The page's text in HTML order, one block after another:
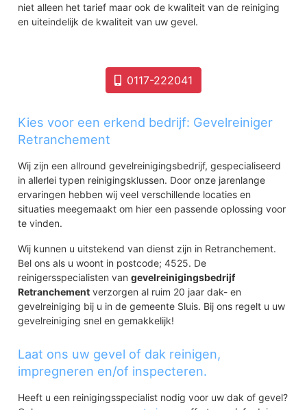
niet alleen het tarief maar ook de kwaliteit van de reiniging
en uiteindelijk de kwaliteit van uw gevel.
0117-222041
Kies voor een erkend bedrijf: Gevelreiniger
Retranchement
Wij zijn een allround gevelreinigingsbedrijf, gespecialiseerd
in allerlei typen reinigingsklussen. Door onze jarenlange
ervaringen hebben wij veel verschillende locaties en
situaties meegemaakt om hier een passende oplossing voor
te vinden.
Wij kunnen u uitstekend van dienst zijn in Retranchement.
Bel ons als u woont in postcode; 4525. De
reinigersspecialisten vangevelreinigingsbedrijf
Retranchement verzorgen al ruim 20 jaar dak- en
gevelreiniging bij u in de gemeente Sluis. Bij ons regelt u uw
gevelreiniging snel en gemakkelijk!
Laat ons uw gevel of dak reinigen,
impregneren en/of inspecteren.
Heeft u een reinigingsspecialist nodig voor uw dak of gevel?